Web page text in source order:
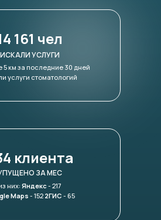
161 чел
ИСКАЛИ УСЛУГИ
5 км за последние 30 дней
услуги стоматологий
клиента
ЗА МЕС
них: Яндекс - 217
Maps- 152 2ГИС - 65